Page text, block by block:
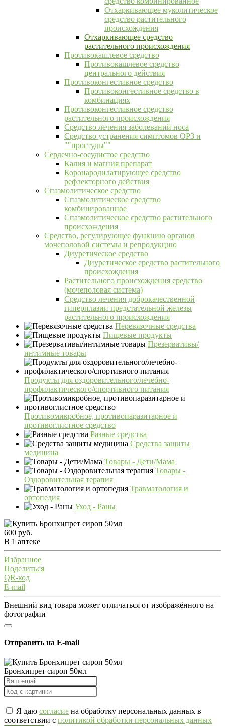
Отхаркивающее муколитическое
средство растительного
происхождения
Отхаркивающее средство
растительного происхождения
Противокашлевое средство
Противокашлевое средство
центрального действия
Противоконгестивное средство
Противоконгестивное средство в
комбинациях
Противоконгестивное средство
растительного происхождения
Средство лечения заболеваний носа
Средство устранения симптомов ОРЗ и
""простуды""
Сердечно-сосудистое средство
Калия и магния препарат
Коронародилатирующее средство
рефлекторного действия
Спазмолитическое средство
Спазмолитическое средство
комбинированное
Спазмолитическое средство растительного
происхождения
Средство, регулирующее функцию органов
мочеполовой системы и репродукцию
Диуретическое средство
Диуретическое средство растительного
происхождения
Растительного происхождения средство
(мочеполовая система)
Средство лечения доброкачественной
гиперплазии предстательной железы
растительного происхождения
Перевязочные средства
Пищевые продукты
Презервативы/
интимные товары
Продукты для оздоровительного/лечебно-
профилактического/спортивного питания
Противомикробное, противопаразитарное и
противоглистное средство
Разные средства
Средства защиты
медицина
Товары - Дети/Мама
Товары -
Оздоровительная терапия
Травматология и
ортопедия
Уход - Раны
600 руб.
В 1 аптеке
Избранное
Поделиться
QR-код
E-mail
Внешний вид товара может отличаться от изображённого на
фотографии
Отправить на E-mail
Бронхипрет сироп 50мл
Я даю согласие на обработку персональных данных в
соответствии с политикой обработки персональных данных